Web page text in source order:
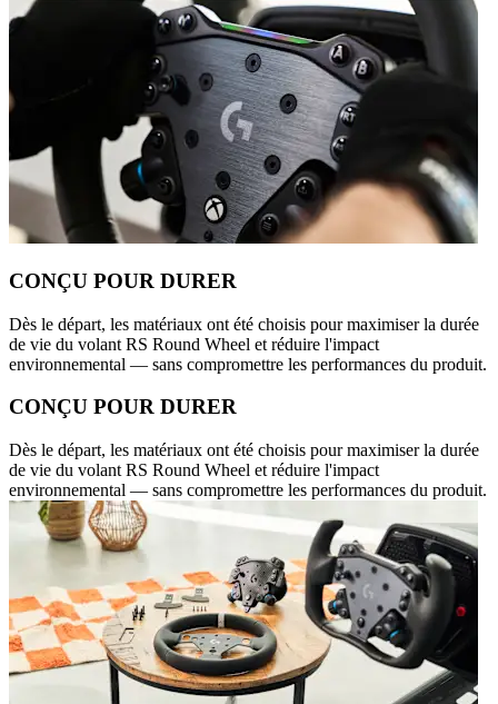
CONÇU POUR DURER
Dès le départ, les matériaux ont été choisis pour maximiser la durée
de vie du volant RS Round Wheel et réduire l'impact
environnemental — sans compromettre les performances du produit.
CONÇU POUR DURER
Dès le départ, les matériaux ont été choisis pour maximiser la durée
de vie du volant RS Round Wheel et réduire l'impact
environnemental — sans compromettre les performances du produit.